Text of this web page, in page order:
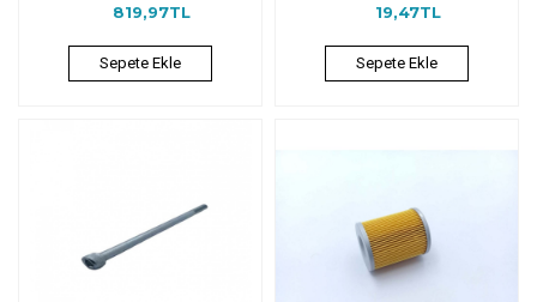
819,97TL
Sepete Ekle
19,47TL
Sepete Ekle